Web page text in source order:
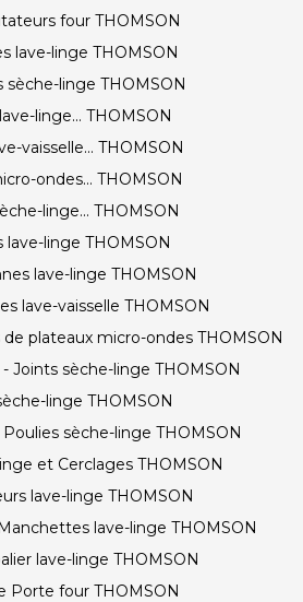
four THOMSON
lave-linge THOMSON
sèche-linge THOMSON
linge... THOMSON
vaisselle... THOMSON
ondes... THOMSON
linge... THOMSON
lave-linge THOMSON
lave-linge THOMSON
lave-vaisselle THOMSON
plateaux micro-ondes THOMSON
Joints sèche-linge THOMSON
linge THOMSON
sèche-linge THOMSON
et Cerclages THOMSON
lave-linge THOMSON
lave-linge THOMSON
lave-linge THOMSON
Porte four THOMSON